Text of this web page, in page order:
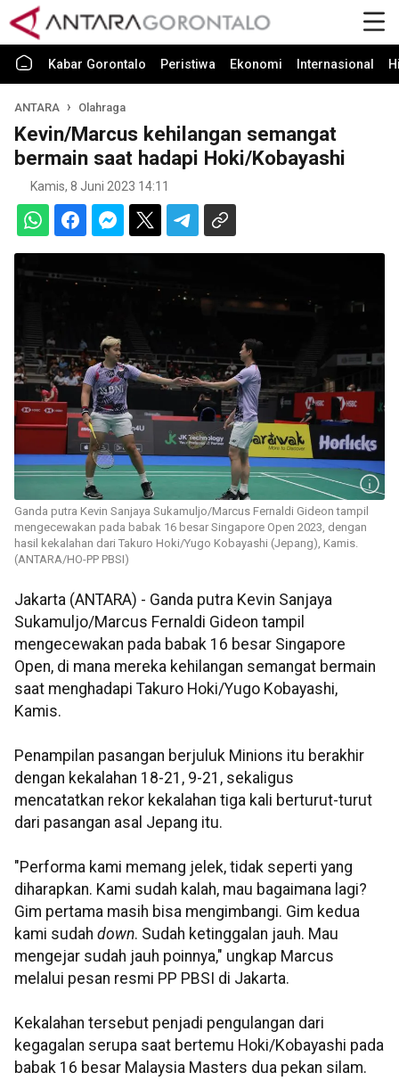
Kabar Gorontalo Peristiwa Ekonomi Internasional
ANTARA Olahraga
Kevin/Marcus kehilangan semangat
bermain saat hadapi Hoki/Kobayashi
Kamis, 8 Juni 2023 14:11
Ganda putra Kevin Sanjaya Sukamuljo/Marcus Fernaldi Gideon tampil
mengecewakan pada babak 16 besar Singapore Open 2023, dengan
hasil kekalahan dari Takuro Hoki/Yugo Kobayashi (Jepang), Kamis.
(ANTARA/HO-PP PBSI)
Jakarta (ANTARA) - Ganda putra Kevin Sanjaya
Sukamuljo/Marcus Fernaldi Gideon tampil
mengecewakan pada babak 16 besar Singapore
Open, di mana mereka kehilangan semangat bermain
saat menghadapi Takuro Hoki/Yugo Kobayashi,
Kamis.
Penampilan pasangan berjuluk Minions itu berakhir
dengan kekalahan 18-21, 9-21, sekaligus
mencatatkan rekor kekalahan tiga kali berturut-turut
dari pasangan asal Jepang itu.
"Performa kami memang jelek, tidak seperti yang
diharapkan. Kami sudah kalah, mau bagaimana lagi?
Gim pertama masih bisa mengimbangi. Gim kedua
kami sudah down. Sudah ketinggalan jauh. Mau
mengejar sudah jauh poinnya," ungkap Marcus
melalui pesan resmi PP PBSI di Jakarta.
Kekalahan tersebut penjadi pengulangan dari
kegagalan serupa saat bertemu Hoki/Kobayashi pada
babak 16 besar Malaysia Masters dua pekan silam.